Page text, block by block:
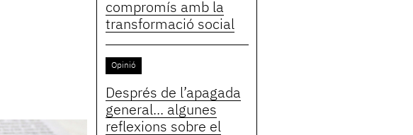
compromís amb la
transformació social
Opinió
Després de l’apagada
general... algunes
reflexions sobre el